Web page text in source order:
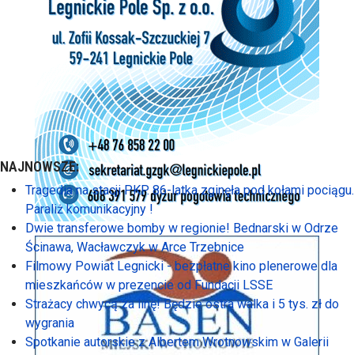
NAJNOWSZE:
Tragedia na stacji PKP. 86-latka zginęła pod kołami pociągu.
Paraliż komunikacyjny !
Dwie transferowe bomby w regionie! Bednarski w Odrze
Ścinawa, Wacławczyk w Arce Trzebnice
Filmowy Powiat Legnicki - bezpłatne kino plenerowe dla
mieszkańców w prezencie od Fundacji LSSE
Strażacy chwycą za linę! Będzie ostra walka i 5 tys. zł do
wygrania
Spotkanie autorskie z Albertem Wrotnowskim w Galerii